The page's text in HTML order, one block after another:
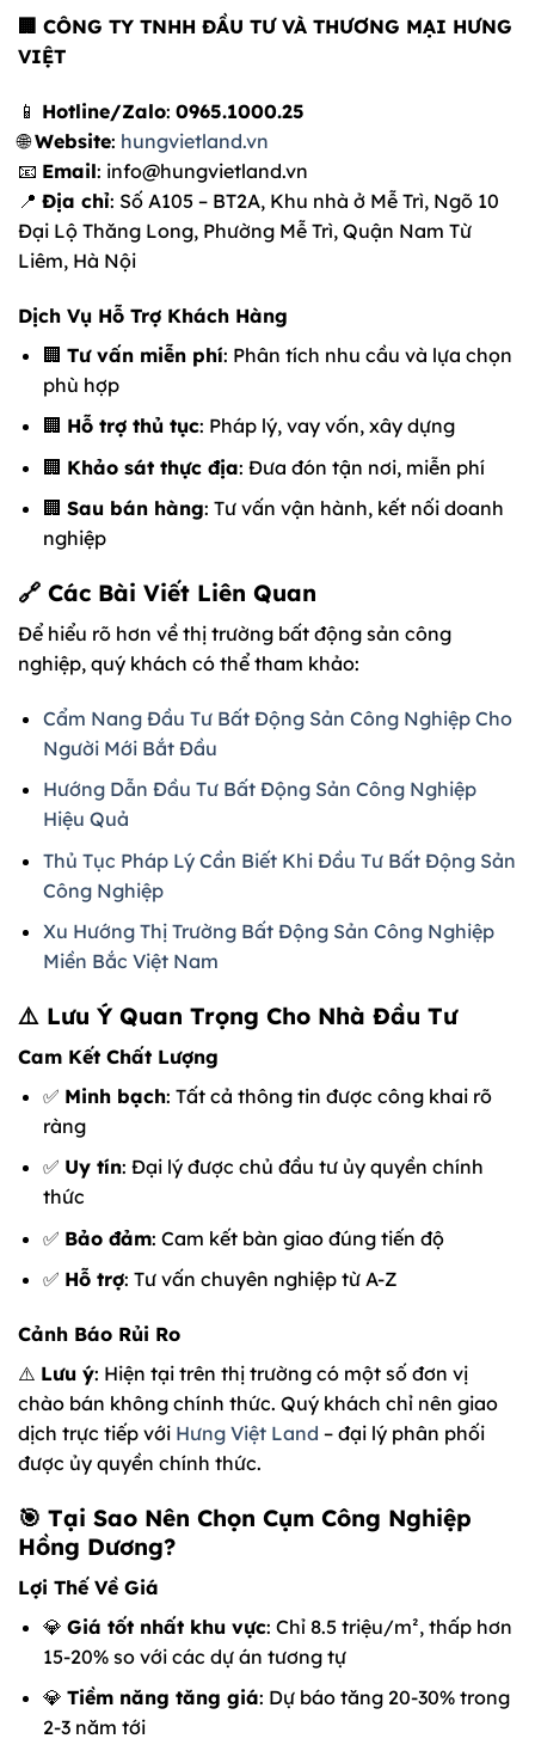
🏢 CÔNG TY TNHH ĐẦU TƯ VÀ THƯƠNG MẠI HƯNG
VIỆT
📱 Hotline/Zalo: 0965.1000.25
🌐Website: hungvietland.vn
📧 Email: info@hungvietland.vn
📍 Địa chỉ: Số A105 – BT2A, Khu nhà ở Mễ Trì, Ngõ 10
Đại Lộ Thăng Long, Phường Mễ Trì, Quận Nam Từ
Liêm, Hà Nội
Dịch Vụ Hỗ Trợ Khách Hàng
🏢 Tư vấn miễn phí: Phân tích nhu cầu và lựa chọn
phù hợp
🏢 Hỗ trợ thủ tục: Pháp lý, vay vốn, xây dựng
🏢 Khảo sát thực địa: Đưa đón tận nơi, miễn phí
🏢 Sau bán hàng: Tư vấn vận hành, kết nối doanh
nghiệp
🔗 Các Bài Viết Liên Quan
Để hiểu rõ hơn về thị trường bất động sản công
nghiệp, quý khách có thể tham khảo:
Cẩm Nang Đầu Tư Bất Động Sản Công Nghiệp Cho
Người Mới Bắt Đầu
Hướng Dẫn Đầu Tư Bất Động Sản Công Nghiệp
Hiệu Quả
Thủ Tục Pháp Lý Cần Biết Khi Đầu Tư Bất Động Sản
Công Nghiệp
Xu Hướng Thị Trường Bất Động Sản Công Nghiệp
Miền Bắc Việt Nam
⚠️ Lưu Ý Quan Trọng Cho Nhà Đầu Tư
Cam Kết Chất Lượng
✅ Minh bạch: Tất cả thông tin được công khai rõ
ràng
✅ Uy tín: Đại lý được chủ đầu tư ủy quyền chính
thức
✅ Bảo đảm: Cam kết bàn giao đúng tiến độ
✅ Hỗ trợ: Tư vấn chuyên nghiệp từ A-Z
Cảnh Báo Rủi Ro
⚠️ Lưu ý: Hiện tại trên thị trường có một số đơn vị
chào bán không chính thức. Quý khách chỉ nên giao
dịch trực tiếp với Hưng Việt Land – đại lý phân phối
được ủy quyền chính thức.
🎯 Tại Sao Nên Chọn Cụm Công Nghiệp
Hồng Dương?
Lợi Thế Về Giá
💎 Giá tốt nhất khu vực: Chỉ 8.5 triệu/m², thấp hơn
15-20% so với các dự án tương tự
💎 Tiềm năng tăng giá: Dự báo tăng 20-30% trong
2-3 năm tới